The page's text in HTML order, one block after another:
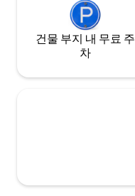
건물 부지 내 무료 주
차